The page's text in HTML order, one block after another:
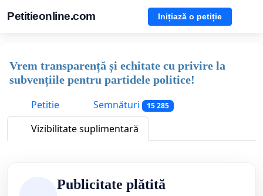
Petitieonline.com Inițiază o petiție
Vrem transparență și echitate cu privire la
subvențiile pentru partidele politice!
Petitie
Semnături 15 285
Vizibilitate suplimentară
Publicitate plătită